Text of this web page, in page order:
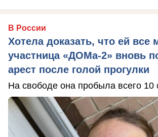
В России
Хотела доказать, что ей все
участница «ДОМа-2» вновь
арест после голой прогулки
На свободе она пробыла всего 10